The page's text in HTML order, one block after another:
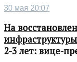
30 мая 20:07
На
2-3 лет: вице-